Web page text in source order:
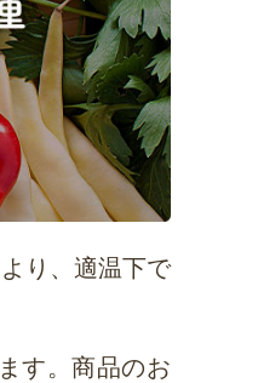
り、適温下で
す。商品のお